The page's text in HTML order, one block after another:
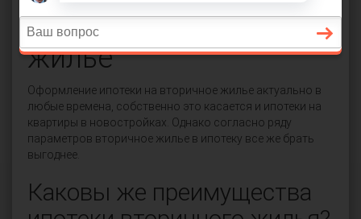
Ипотека на вторичное
жилье
Оформление ипотеки на вторичное жилье актуально в
любые времена, собственно это касается и ипотеки на
квартиры в новостройках. Однако согласно ряду
параметров вторичное жилье в ипотеку все же брать
выгоднее.
Каковы же преимущества